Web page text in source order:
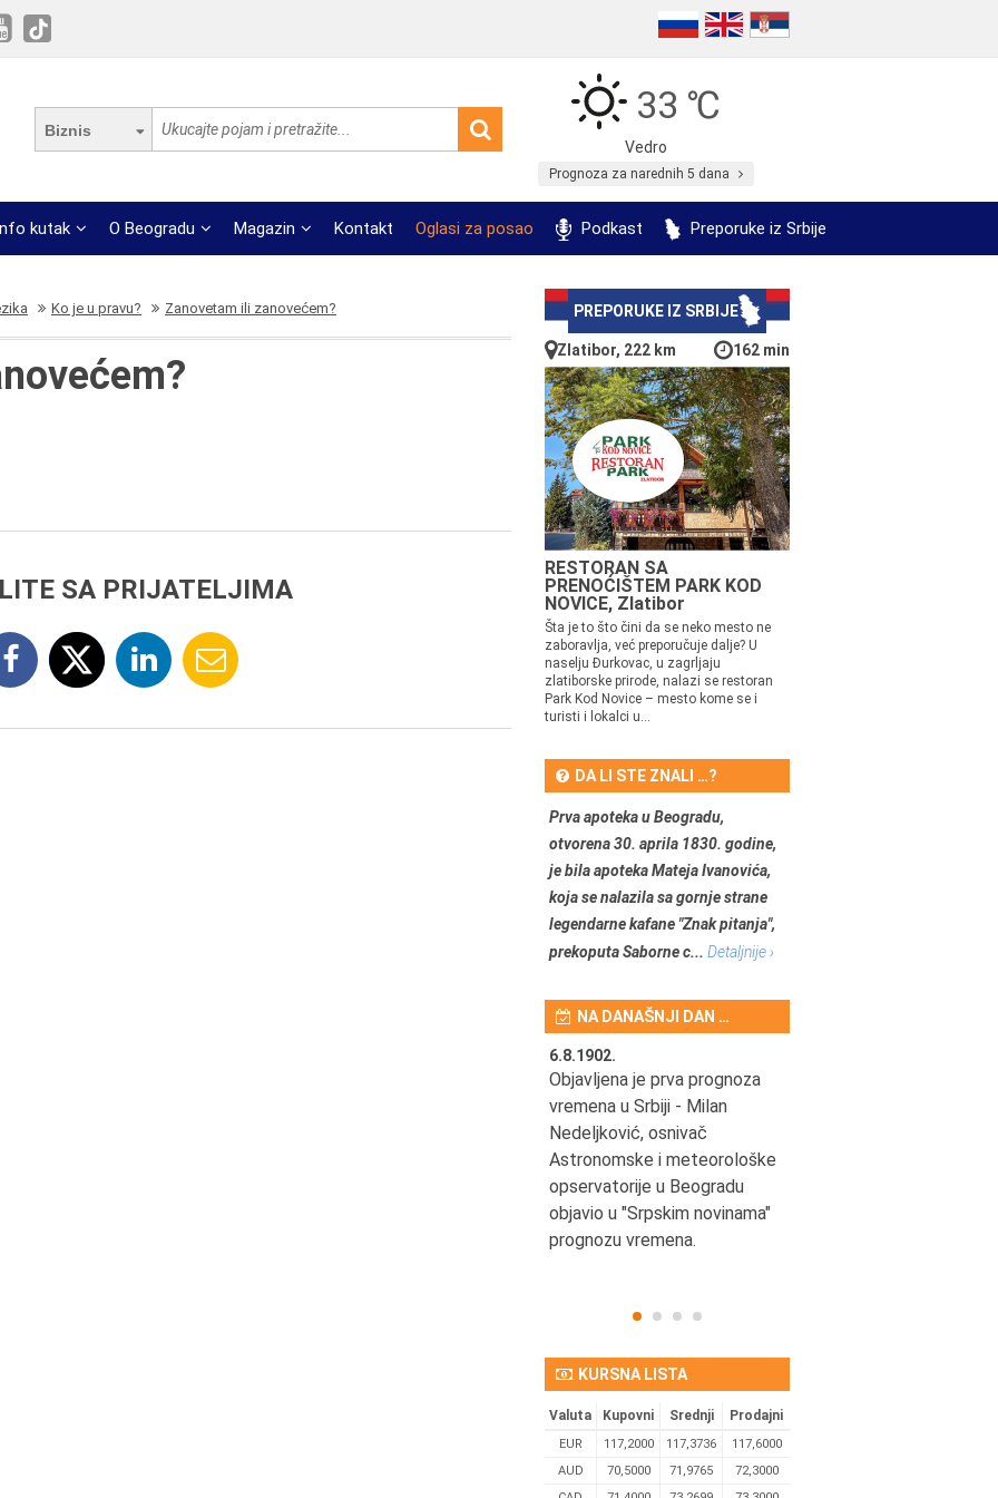
Biznis
33 ℃
Vedro
Prognoza za narednih 5 dana
kutak O Beogradu Magazin Kontakt Oglasi za posao Podkast Preporuke iz Srbije
Ko je u pravu? Zanovetam ili zanovećem?
SA PRIJATELJIMA
PREPORUKE IZ SRBIJE
Zlatibor, 222 km 162 min
RESTORAN SA
PRENOĆIŠTEM PARK KOD
NOVICE, Zlatibor
Šta je to što čini da se neko mesto ne
zaboravlja, već preporučuje dalje? U
naselju Đurkovac, u zagrljaju
zlatiborske prirode, nalazi se restoran
Park Kod Novice – mesto kome se i
turisti i lokalci u...
DA LI STE ZNALI …?
Prva apoteka u Beogradu,
otvorena 30. aprila 1830. godine,
je bila apoteka Mateja Ivanovića,
koja se nalazila sa gornje strane
legendarne kafane "Znak pitanja",
prekoputa Saborne c... Detaljnije ›
NA DANAŠNJI DAN …
6.8.1902.
Objavljena je prva prognoza
vremena u Srbiji - Milan
Nedeljković, osnivač
Astronomske i meteorološke
opservatorije u Beogradu
objavio u "Srpskim novinama"
prognozu vremena.
KURSNA LISTA
Valuta Kupovni Srednji Prodajni
EUR 117,2000 117,3736
117,6000
AUD
70,5000 71,9765
72,3000